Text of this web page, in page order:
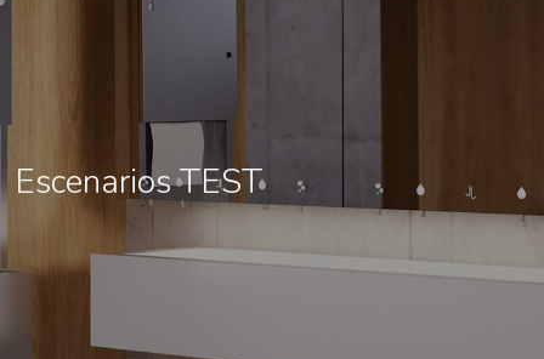
Escenarios TEST